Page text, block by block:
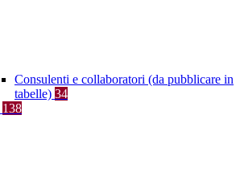
Consulenti e collaboratori (da pubblicare in
tabelle) 34
138